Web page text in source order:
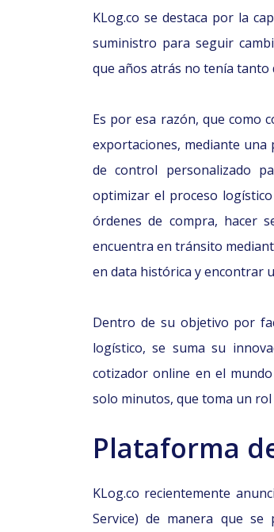
KLog.co se destaca por la
suministro para seguir
que años atrás no tenía tanto
Es por esa razón, que como
exportaciones, mediante
de control personalizado
optimizar el proceso
órdenes de compra, hacer
encuentra en tránsito
en data histórica y encontrar
Dentro de su objetivo por
logístico, se suma su
cotizador online en el
solo minutos, que toma un
Plataforma
KLog.co recientemente
Service) de manera que